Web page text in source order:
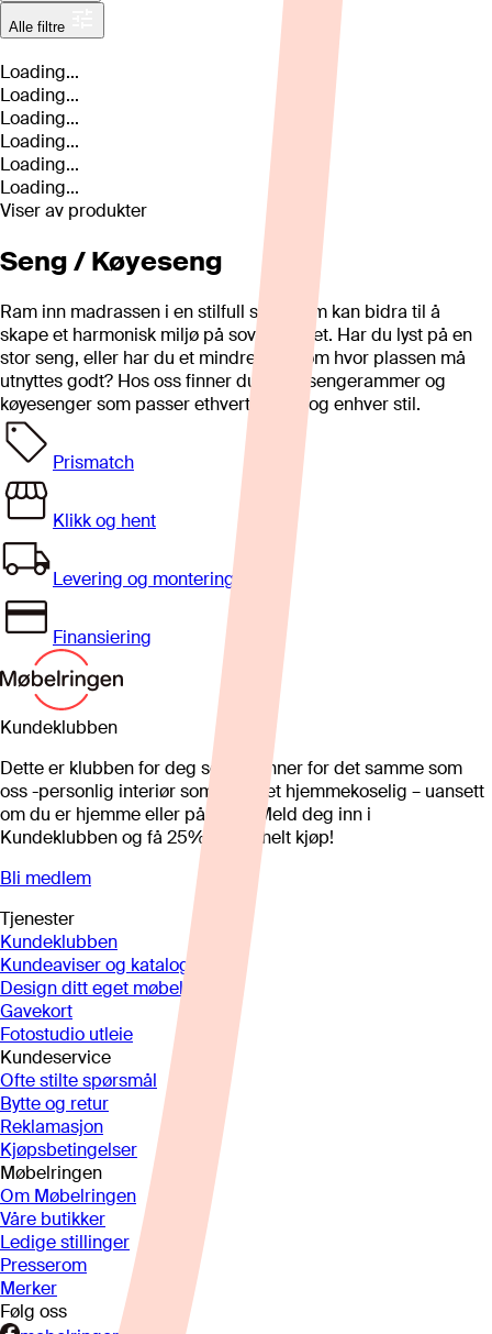
Alle filtre
Loading...
Loading...
Loading...
Loading...
Loading...
Loading...
Viserav produkter
Seng / Køyeseng
Ram inn madrassen i en stilfull seng som kan bidra til å
skape et harmonisk miljø på soverommet. Har du lyst på en
stor seng, eller har du et mindre soverom hvor plassen må
utnyttes godt? Hos oss finner du både sengerammer og
køyesenger som passer ethvert behov og enhver stil.
Prismatch
Klikk og hent
Levering og montering
Finansiering
Kundeklubben
Dette er klubben for deg som brenner for det samme som
oss -personlig interiør som gjør det hjemmekoselig – uansett
om du er hjemme eller på hytta. Meld deg inn i
Kundeklubben og få 25%* på et helt kjøp!
Bli medlem
Tjenester
Kundeklubben
Kundeaviser og kataloger
Design ditt eget møbel
Gavekort
Fotostudio utleie
Kundeservice
Ofte stilte spørsmål
Bytte og retur
Reklamasjon
Kjøpsbetingelser
Møbelringen
Om Møbelringen
Våre butikker
Ledige stillinger
Presserom
Merker
Følg oss